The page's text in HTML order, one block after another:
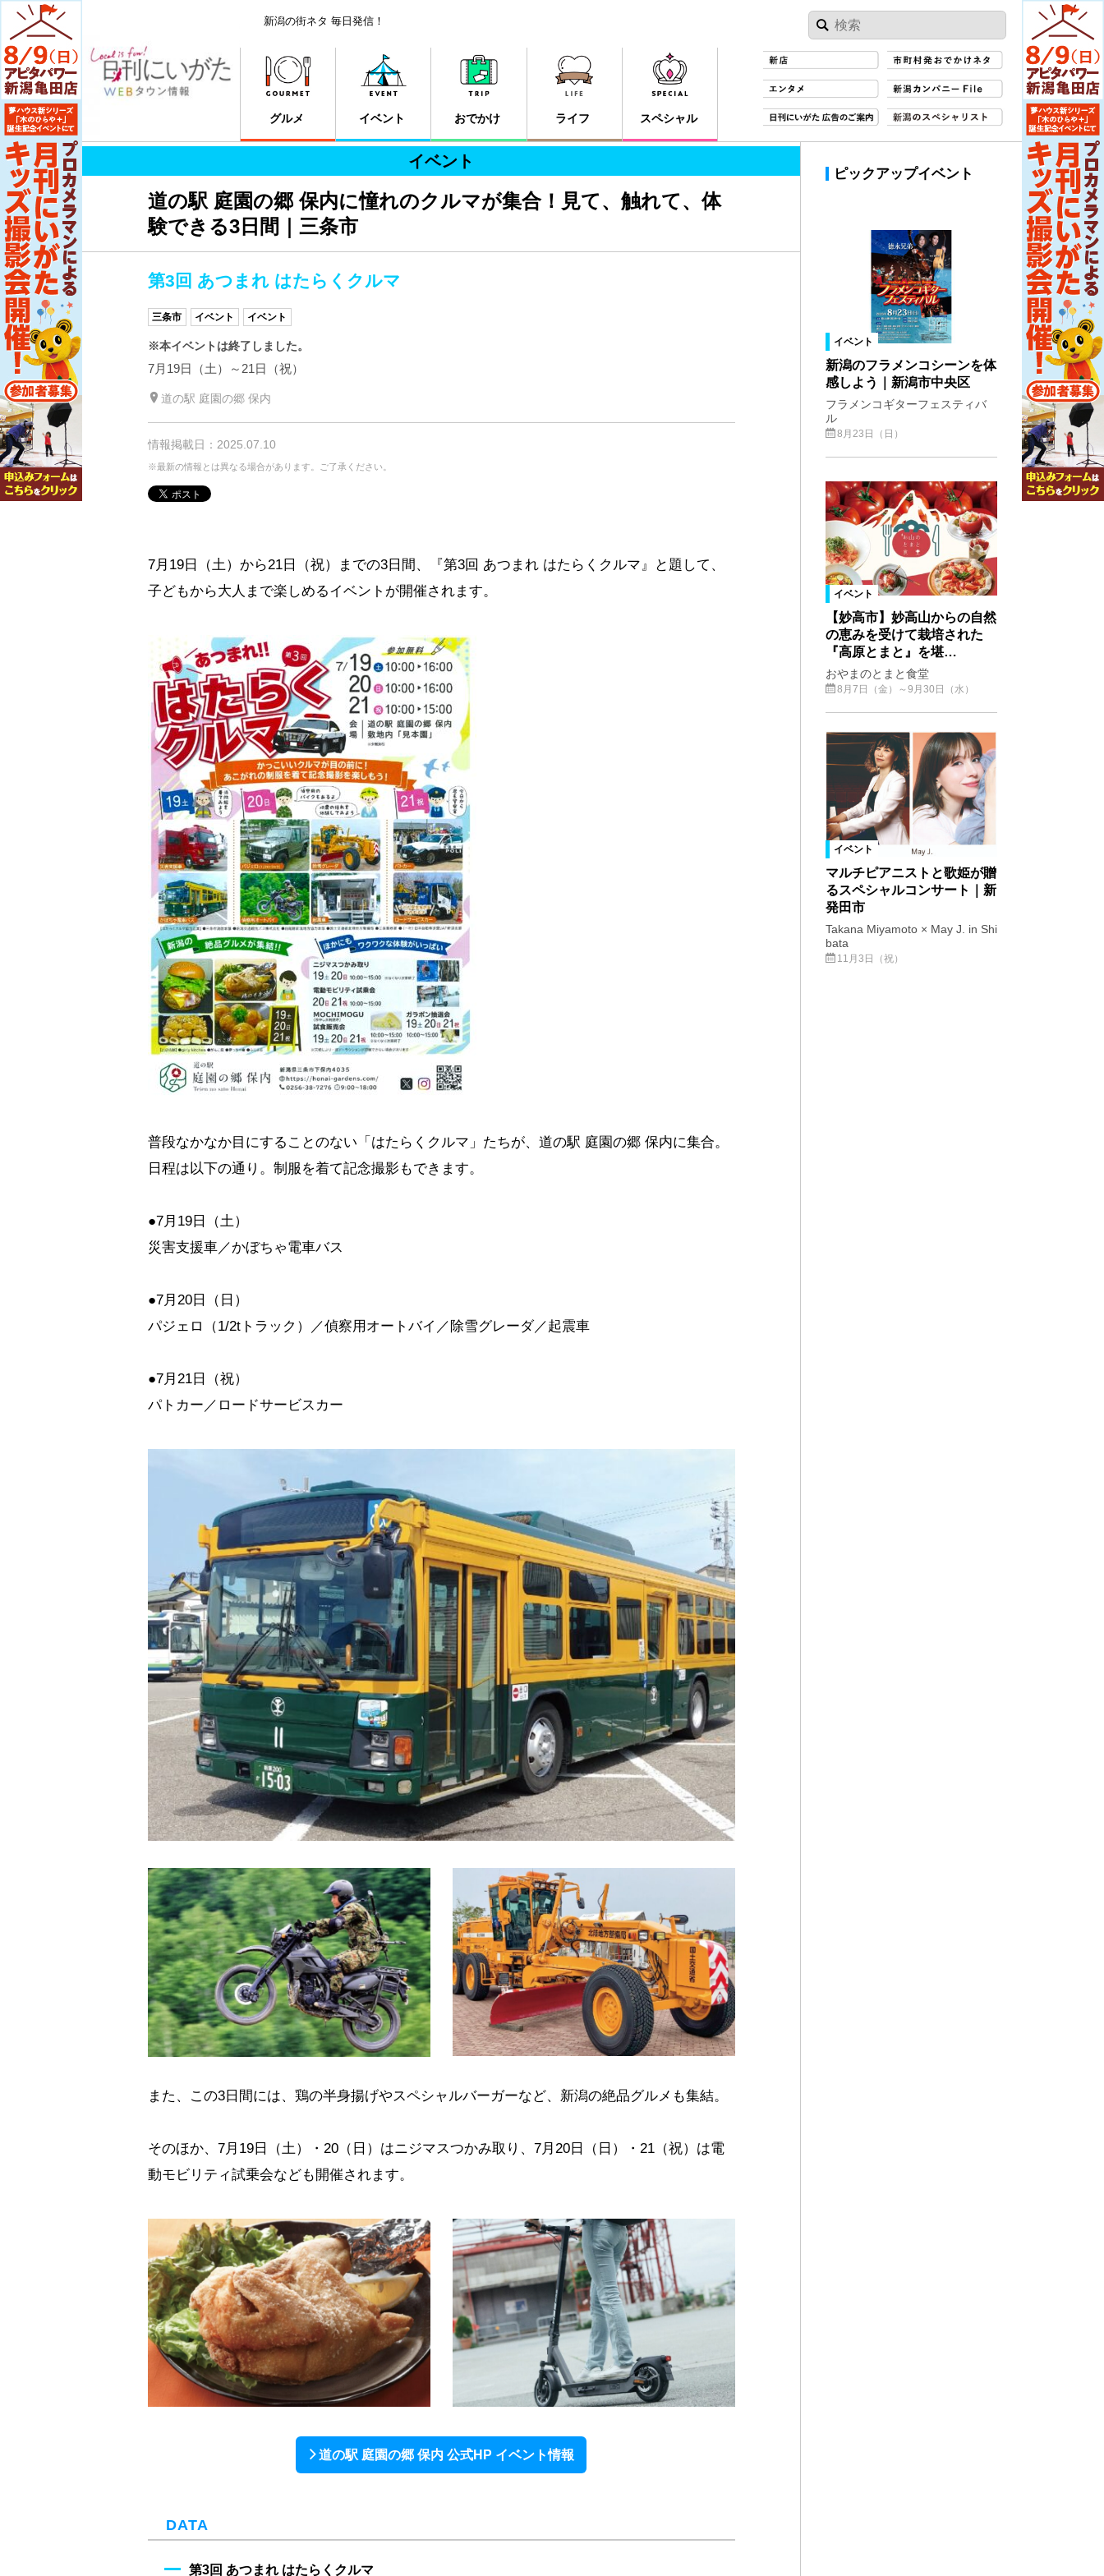
新潟の街ネタ 毎日発信！
グルメ イベント おでかけ ライフ スペシャル
イベント
道の駅 庭園の郷 保内に憧れのクルマが集合！見て、触れて、体
験できる3日間｜三条市
第3回 あつまれ はたらくクルマ
三条市 イベント イベント
※本イベントは終了しました。
7月19日（土）～21日（祝）
道の駅 庭園の郷 保内
情報掲載日：2025.07.10
※最新の情報とは異なる場合があります。ご了承ください。
7月19日（土）から21日（祝）までの3日間、『第3回 あつまれ はたらくクルマ』と題して、
子どもから大人まで楽しめるイベントが開催されます。
普段なかなか目にすることのない「はたらくクルマ」たちが、道の駅 庭園の郷 保内に集合。
日程は以下の通り。制服を着て記念撮影もできます。
●7月19日（土）
災害支援車／かぼちゃ電車バス
●7月20日（日）
パジェロ（1/2tトラック）／偵察用オートバイ／除雪グレーダ／起震車
●7月21日（祝）
パトカー／ロードサービスカー
また、この3日間には、鶏の半身揚げやスペシャルバーガーなど、新潟の絶品グルメも集結。
そのほか、7月19日（土）・20（日）はニジマスつかみ取り、7月20日（日）・21（祝）は電
動モビリティ試乗会なども開催されます。
道の駅 庭園の郷 保内 公式HP イベント情報
DATA
第3回 あつまれ はたらくクルマ
ピックアップイベント
イベント
新潟のフラメンコシーンを体
感しよう｜新潟市中央区
フラメンコギターフェスティバ
ル
8月23日（日）
イベント
【妙高市】妙高山からの自然
の恵みを受けて栽培された
『高原とまと』を堪…
おやまのとまと食堂
8月7日（金）～9月30日（水）
イベント
マルチピアニストと歌姫が贈
るスペシャルコンサート｜新
発田市
Takana Miyamoto × May J. in Shi
bata
11月3日（祝）